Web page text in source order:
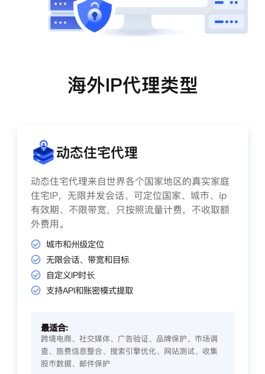
海外IP代理类型
动态住宅代理
动态住宅代理来自世界各个国家地区的真实家庭
住宅IP，无限并发会话、可定位国家、城市、ip
有效期、不限带宽，只按照流量计费，不收取额
外费用。
城市和州级定位
无限会话、带宽和目标
自定义IP时长
支持API和账密模式提取
最适合:
跨境电商、社交媒体、广告验证、品牌保护、市场调
查、旅费信息整合、搜索引擎优化、网站测试、收集
股市数据、邮件保护